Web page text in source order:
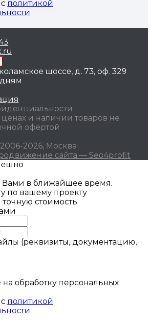
политикой
шоссе, д. 73, оф. 329
и наличии товаров не
офертой
2026, Москва
сайта — Seo4profit
в ближайшее время.
по вашему проекту
стоимость
(реквизиты, документацию,
обработку персональных
политикой